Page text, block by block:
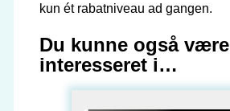
kun ét rabatniveau ad gangen.
Du kunne også være
interesseret i…